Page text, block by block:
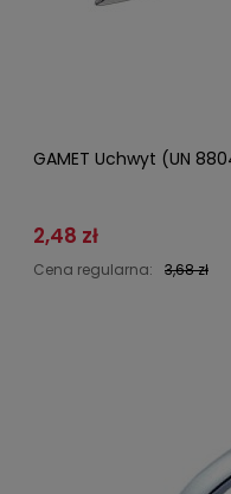
GAMET Uchwyt (UN
2,48 zł
Cena regularna: 3,68 zł